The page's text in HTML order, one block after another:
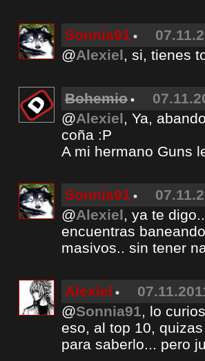
Sonnia91
@Alexiel, si, tienes
Bohemio
@Alexiel, Ya,
coña :P
A mi hermano Guns
Sonnia91
@Alexiel, ya te
encuentras
masivos.. sin tener
Alexiel
@Sonnia91, lo
eso, al top 10,
para saberlo... pero